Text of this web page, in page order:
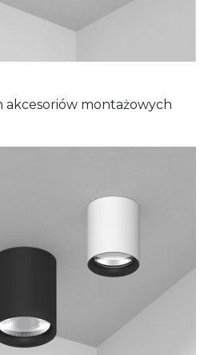
montażowych